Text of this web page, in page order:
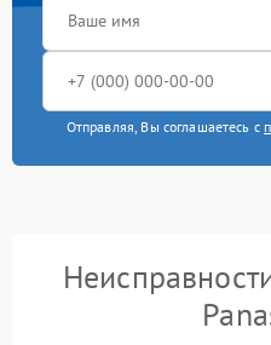
Отправляя, Вы соглашаетесь с